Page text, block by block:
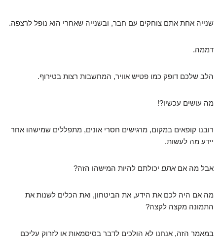
שנייה אחת אתם צוחקים עם חבר, ובשנייה שאחרי הוא נופל לרצפה.
דממה.
הלב שלכם דופק כמו פטיש אוויר, המחשבות רצות בטירוף.
מה עושים עכשיו?!
רובנו קופאים במקום, מרגישים חסרי אונים, מתפללים שמישהו אחר
יידע מה לעשות.
אבל מה אםאתם יכולתם להיות המישהו הזה?
מה אם היה לכם את הידע, את הביטחון, ואת הכלים לשנות את
התמונה מקצה לקצה?
במאמר הזה, אנחנו לא הולכים לדבר בסיסמאות או לזרוק עליכם